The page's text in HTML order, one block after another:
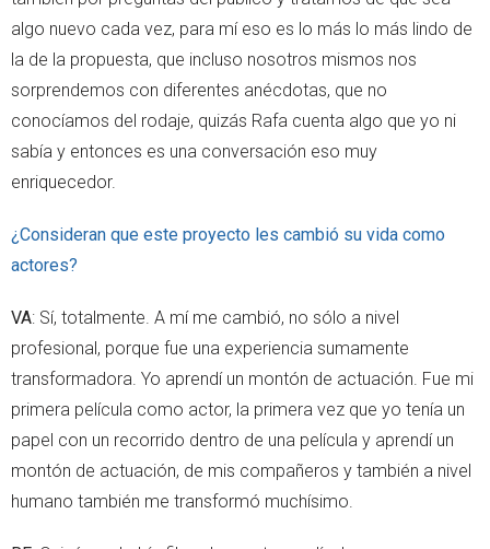
algo nuevo cada vez, para mí eso es lo más lo más lindo de
la de la propuesta, que incluso nosotros mismos nos
sorprendemos con diferentes anécdotas, que no
conocíamos del rodaje, quizás Rafa cuenta algo que yo ni
sabía y entonces es una conversación eso muy
enriquecedor.
¿Consideran que este proyecto les cambió su vida como
actores?
VA: Sí, totalmente. A mí me cambió, no sólo a nivel
profesional, porque fue una experiencia sumamente
transformadora. Yo aprendí un montón de actuación. Fue mi
primera película como actor, la primera vez que yo tenía un
papel con un recorrido dentro de una película y aprendí un
montón de actuación, de mis compañeros y también a nivel
humano también me transformó muchísimo.